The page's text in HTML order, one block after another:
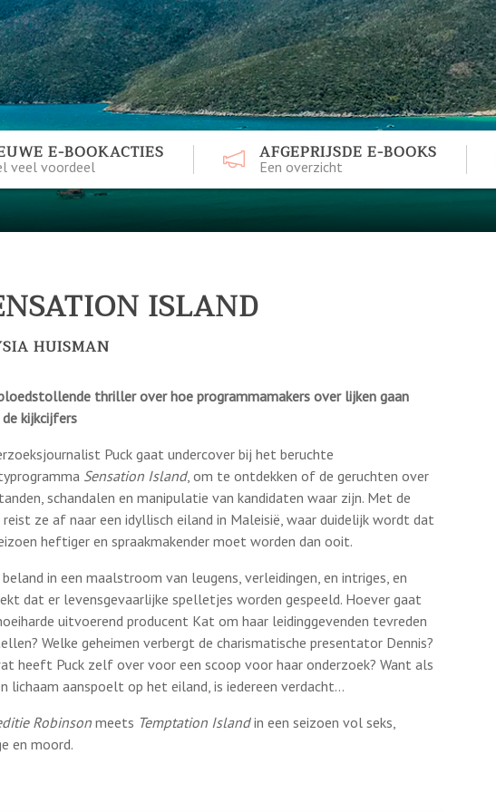
E-BOOKACTIES
veel voordeel
AFGEPRIJSDE E-BOOKS
Een overzicht
ISLAND
HUISMAN
thriller over hoe programmamakers over lijken gaan
kijkcijfers
Puck gaat undercover bij het beruchte
Sensation Island, om te ontdekken of de geruchten over
schandalen en manipulatie van kandidaten waar zijn. Met de
reist ze af naar een idyllisch eiland in Maleisië, waar duidelijk wordt dat
heftiger en spraakmakender moet worden dan ooit.
beland in een maalstroom van leugens, verleidingen, en intriges, en
dat er levensgevaarlijke spelletjes worden gespeeld. Hoever gaat
uitvoerend producent Kat om haar leidinggevenden tevreden
Welke geheimen verbergt de charismatische presentator Dennis?
heeft Puck zelf over voor een scoop voor haar onderzoek? Want als
lichaam aanspoelt op het eiland, is iedereen verdacht…
Robinson meets Temptation Islandin een seizoen vol seks,
en moord.